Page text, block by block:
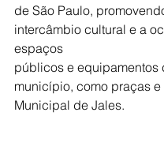
de São Paulo,
intercâmbio cultural e a
espaços
públicos e equipamentos
município, como praças e
Municipal de Jales.